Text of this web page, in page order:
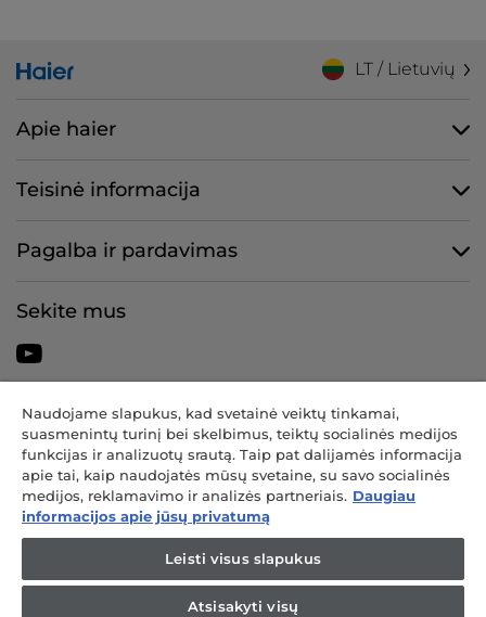
LT / Lietuvių
Apie haier
Teisinė informacija
Pagalba ir pardavimas
Sekite mus
„CANDY HOOVER GROUP S.r.I.“ – vienasmenė bendrovė –
REGISTRUOTA BUVEINĖ: Via Comolli, 57 – 20861 Brugerijas (MB) –
Italija – ADMINISTRACIJOS BUVEINĖS: Via Privata Eden Fumagalli
snc – 20861 Brugerijas (MB) ir Via Trento n. 20/A-22 – 20871 Vimercate
(MB) – Italija – Tel.: +39.039.2086.1 – Faks.: +39.039.2086.237 – Įmonės
kodas ir Registracijos Milano-Moncos-Brianzos-Lodžio įmonių
registre Nr. 04666310158 – PVM mokėtojo kodas 00786860965 – REA
(ekonominio ir administracinio indekso) numeris: MB-1033934 –
Naudojame slapukus, kad svetainė veiktų tinkamai,
suasmenintų turinį bei skelbimus, teiktų socialinės medijos
funkcijas ir analizuotų srautą. Taip pat dalijamės informacija
apie tai, kaip naudojatės mūsų svetaine, su savo socialinės
medijos, reklamavimo ir analizės partneriais. Daugiau
informacijos apie jūsų privatumą
Leisti visus slapukus
Atsisakyti visų